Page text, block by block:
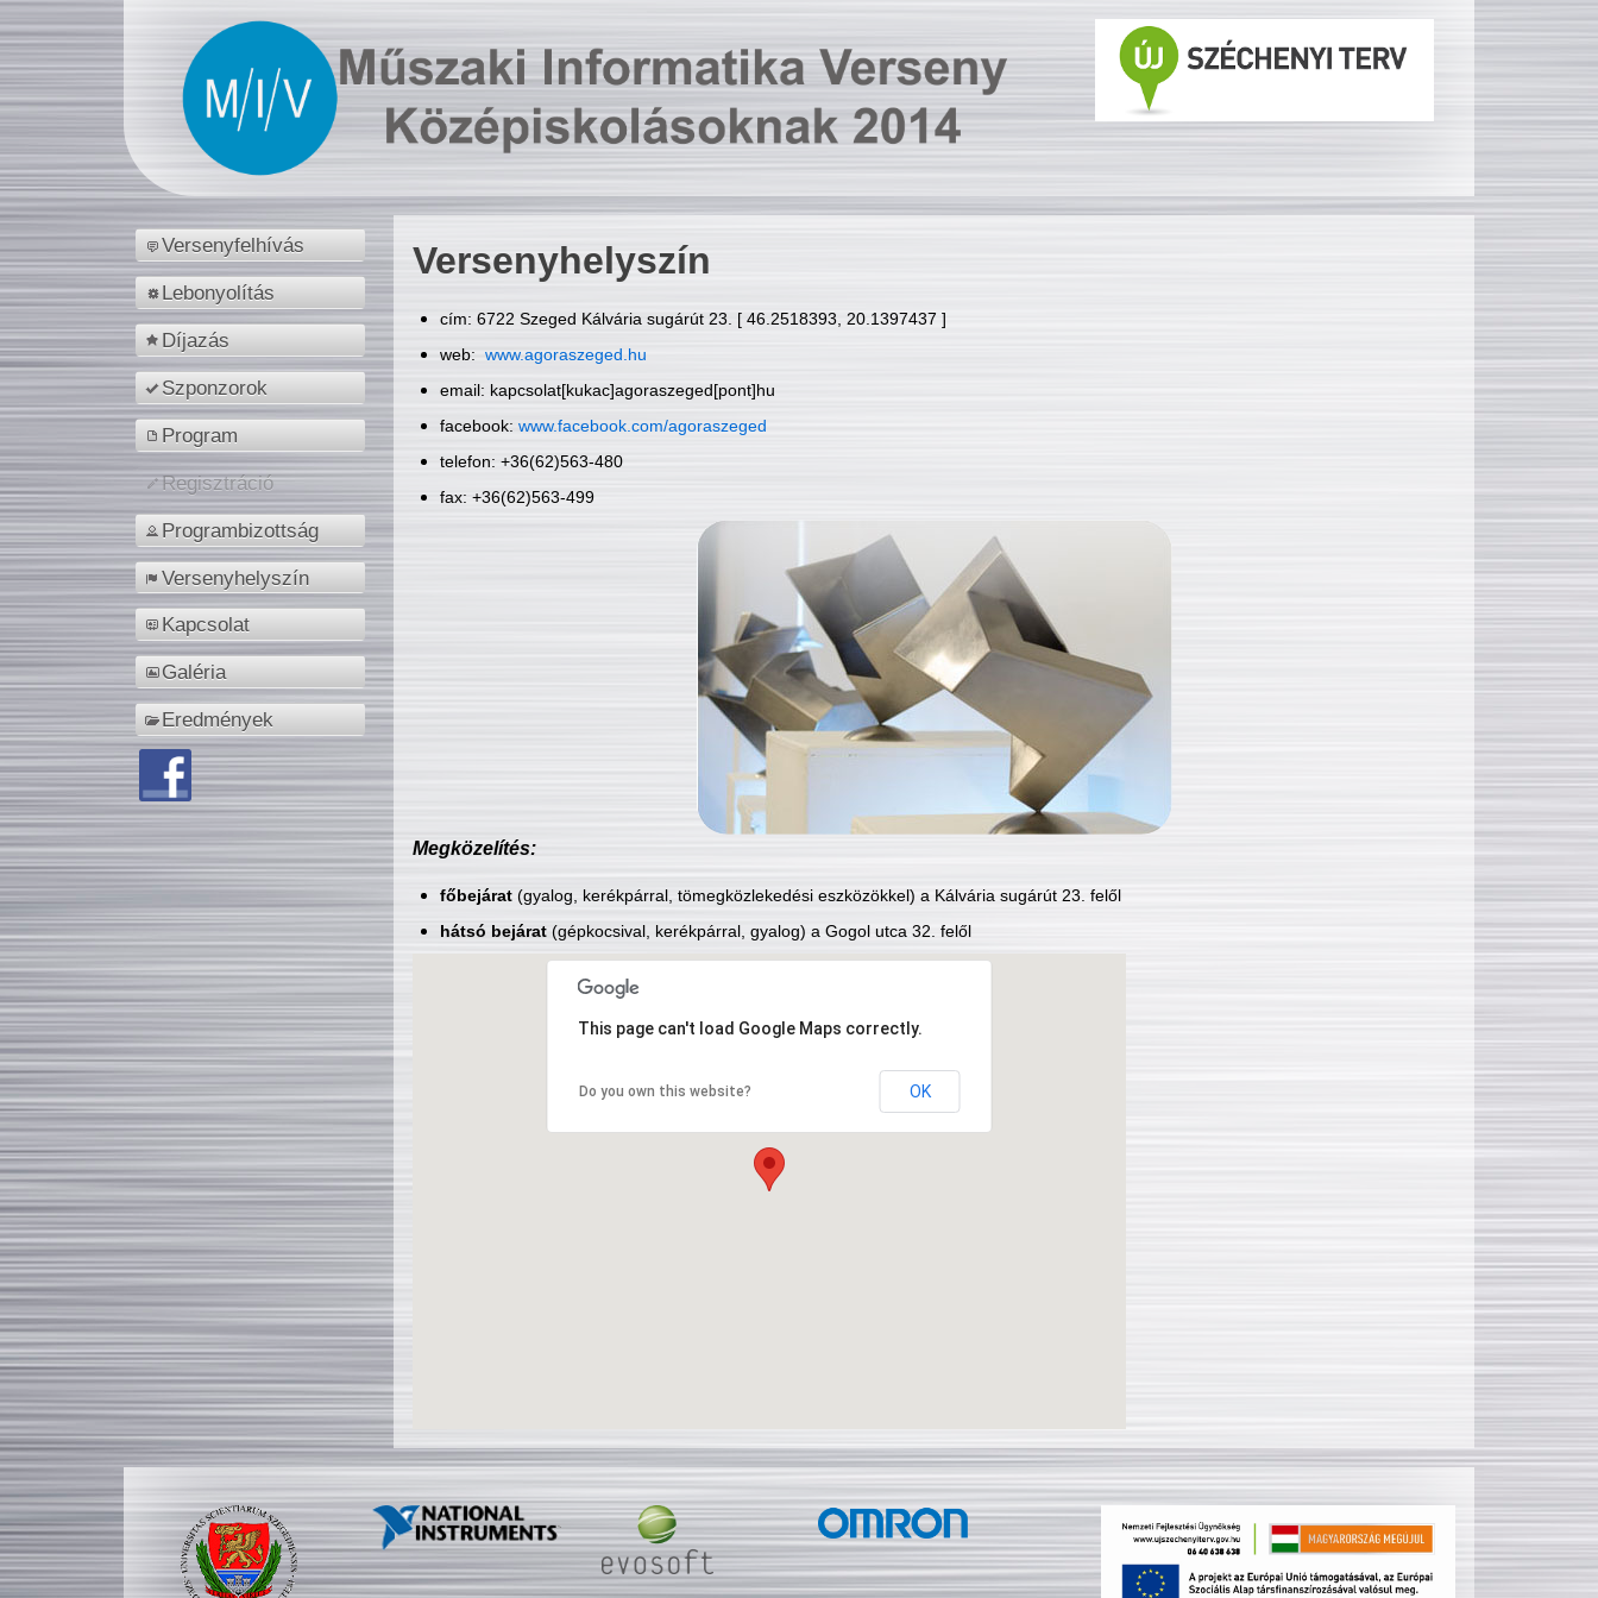
Versenyfelhívás
Lebonyolítás
Díjazás
Szponzorok
Program
Regisztráció
Programbizottság
Versenyhelyszín
Kapcsolat
Galéria
Eredmények
Versenyhelyszín
cím: 6722 Szeged Kálvária sugárút 23. [ 46.2518393, 20.1397437 ]
web: www.agoraszeged.hu
email: kapcsolat[kukac]agoraszeged[pont]hu
facebook: www.facebook.com/agoraszeged
telefon: +36(62)563-480
fax: +36(62)563-499
Megközelítés:
főbejárat(gyalog, kerékpárral, tömegközlekedési eszközökkel) a Kálvária sugárút 23. felől
hátsó bejárat(gépkocsival, kerékpárral, gyalog) a Gogol utca 32. felől
This page can't load Google Maps correctly.
Do you own this website? OK